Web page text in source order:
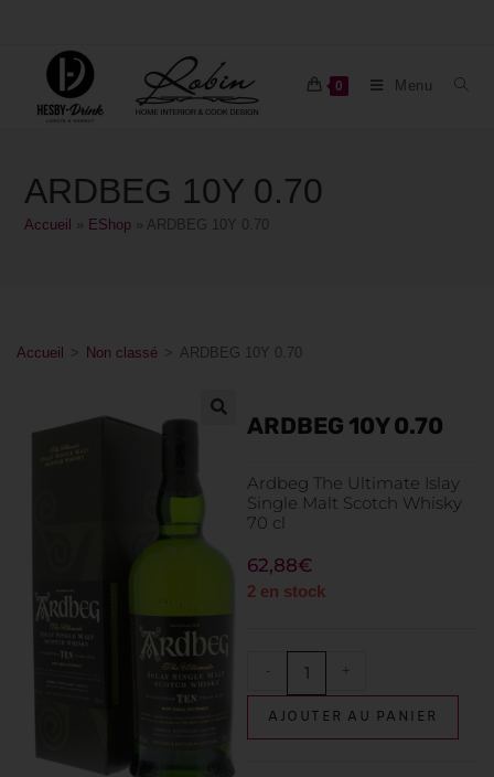
0 Menu
ARDBEG 10Y 0.70
Accueil EShop ARDBEG 10Y 0.70
Accueil > Non classé > ARDBEG 10Y 0.70
ARDBEG 10Y 0.70
Ardbeg The Ultimate Islay
Single Malt Scotch Whisky
70 cl
62,88€
2 en stock
- +
AJOUTER AU PANIER